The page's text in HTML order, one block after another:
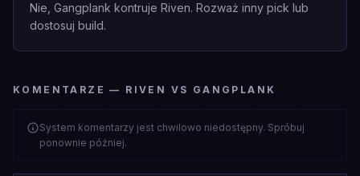
Nie, Gangplank kontruje Riven. Rozważ inny pick lub
dostosuj build.
KOMENTARZE — RIVEN VS GANGPLANK
System komentarzy jest chwilowo niedostępny. Spróbuj
ponownie później.